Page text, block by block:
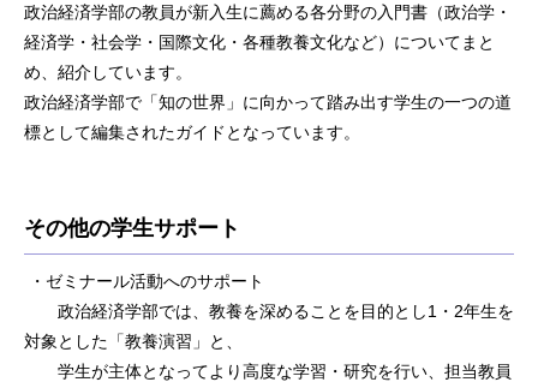
政治経済学部の教員が新入生に薦める各分野の入門書（政治学・
経済学・社会学・国際文化・各種教養文化など）についてまと
め、紹介しています。
政治経済学部で「知の世界」に向かって踏み出す学生の一つの道
標として編集されたガイドとなっています。
その他の学生サポート
・ゼミナール活動へのサポート
政治経済学部では、教養を深めることを目的とし1・2年生を
対象とした「教養演習」と、
学生が主体となってより高度な学習・研究を行い、担当教員